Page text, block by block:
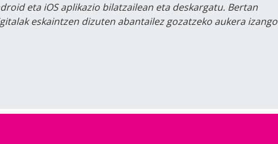
eta iOS aplikazio bilatzailean eta deskargatu. Bertan
eskaintzen dizuten abantailez gozatzeko aukera izango